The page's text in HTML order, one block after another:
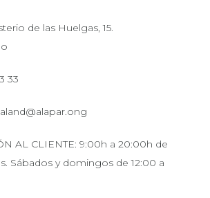
de las Huelgas, 15.
33
AL CLIENTE: 9:00h a 20:00h de
Sábados y domingos de 12:00 a